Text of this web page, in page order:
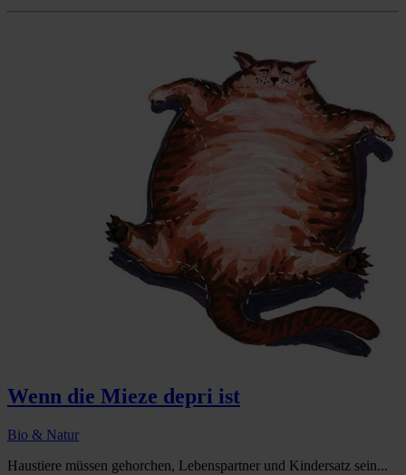
Wenn die Mieze depri ist
Bio & Natur
Haustiere müssen gehorchen, Lebenspartner und Kindersatz sein...